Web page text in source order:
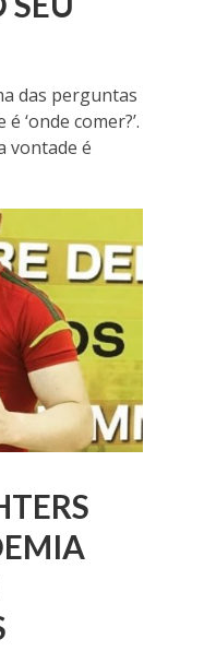
das perguntas
‘onde comer?’.
vontade é